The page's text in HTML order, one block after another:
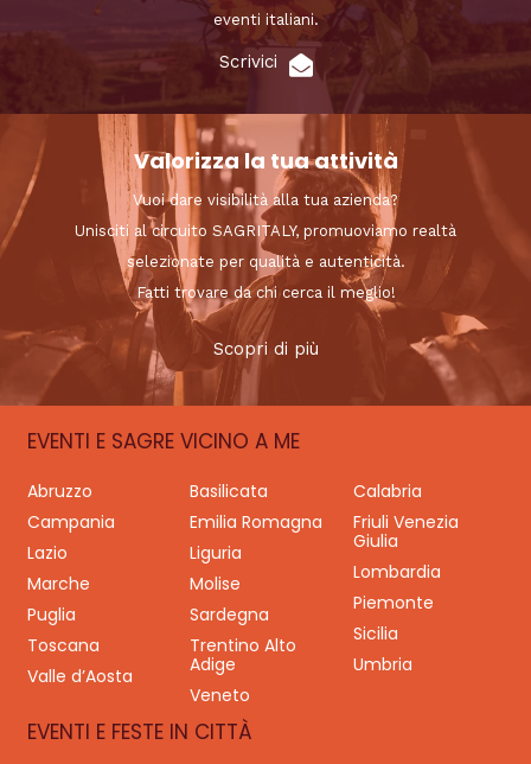
eventi italiani.
Scrivici
Valorizza la tua attività
Vuoi dare visibilità alla tua azienda?
Unisciti al circuito SAGRITALY, promuoviamo realtà
selezionate per qualità e autenticità.
Fatti trovare da chi cerca il meglio!
Scopri di più
EVENTI E SAGRE VICINO A ME
Abruzzo Basilicata
Calabria
Campania
Emilia Romagna
Friuli Venezia
Giulia
Lazio
Liguria
Lombardia
Marche
Molise
Piemonte
Puglia
Sardegna
Sicilia
Toscana
Trentino Alto
Adige
Umbria
Valle d’Aosta
Veneto
EVENTI E FESTE IN CITTÀ